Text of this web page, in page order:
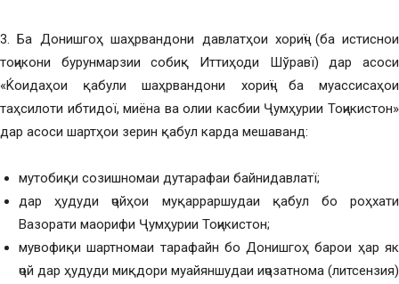
3. Ба Донишгоҳ шаҳрвандони давлатҳои хориҷї (ба истиснои
тоҷикони бурунмарзии собиқ Иттиҳоди Шўравї) дар асоси
«Ќоидаҳои қабули шаҳрвандони хориҷї ба муассисаҳои
таҳсилоти ибтидої, миёна ва олии касбии Ҷумҳурии Тоҷикистон»
дар асоси шартҳои зерин қабул карда мешаванд:
мутобиқи созишномаи дутарафаи байнидавлатї;
дар ҳудуди ҷойҳои муқарраршудаи қабул бо роҳхати
Вазорати маорифи Ҷумҳурии Тоҷикистон;
мувофиқи шартномаи тарафайн бо Донишгоҳ барои ҳар як
ҷой дар ҳудуди миқдори муайяншудаи иҷозатнома (литсензия)